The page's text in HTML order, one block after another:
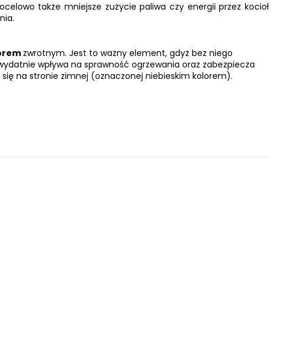
także mniejsze zużycie paliwa czy energii przez kocioł
zwrotnym. Jest to ważny element, gdyż bez niego
wpływa na sprawność ogrzewania oraz zabezpiecza
się na stronie zimnej (oznaczonej niebieskim kolorem).